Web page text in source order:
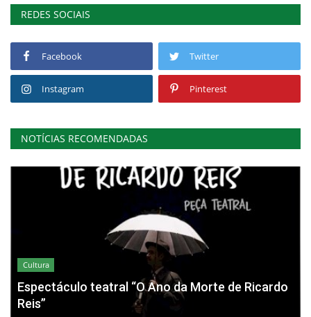
REDES SOCIAIS
Facebook Twitter
Instagram Pinterest
NOTÍCIAS RECOMENDADAS
Cultura
Espectáculo teatral “O Ano da Morte de Ricardo
Reis”